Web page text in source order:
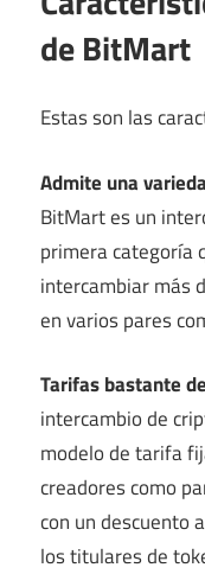
de BitMart
Estas son las
Admite una
BitMart es un
primera categoría
intercambiar más
en varios pares
Tarifas bastante
intercambio de
modelo de tarifa
creadores como
con un descuento
los titulares de